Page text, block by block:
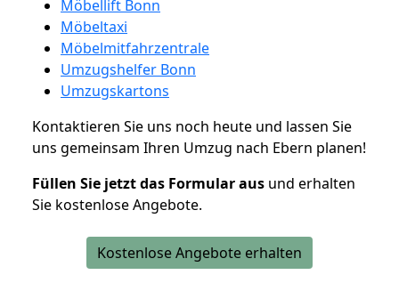
Möbellift Bonn
Möbeltaxi
Möbelmitfahrzentrale
Umzugshelfer Bonn
Umzugskartons
Kontaktieren Sie uns noch heute und lassen Sie
uns gemeinsam Ihren Umzug nach Ebern planen!
Füllen Sie jetzt das Formular aus und erhalten
Sie kostenlose Angebote.
Kostenlose Angebote erhalten